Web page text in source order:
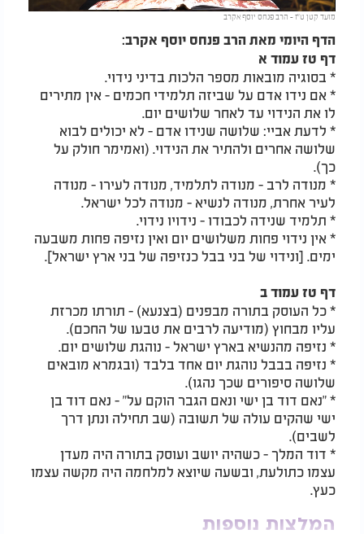
Video
מועד קטן ט"ז - הרב פנחס יוסף אקרב
הדף היומי מאת הרב פנחס יוסף אקרב:
דף טז עמוד א
* בסוגיה מובאות מספר הלכות בדיני נידוי.
* אם נידו אדם על שביזה תלמידי חכמים - אין מתירים
לו את הנידוי עד לאחר שלושים יום.
* לדעת אביי: שלושה שנידו אדם - לא יכולים לבוא
שלושה אחרים ולהתיר את הנידוי. (ואמימר חולק על
כך).
* מנודה לרב - מנודה לתלמיד, מנודה לעירו - מנודה
לעיר אחרת, מנודה לנשיא - מנודה לכל ישראל.
* תלמיד שנידה לכבודו - נידויו נידוי.
* אין נידוי פחות משלושים יום ואין נזיפה פחות משבעה
ימים. [ונידוי של בני בבל כנזיפה של בני ארץ ישראל].
דף טז עמוד ב
* כל העוסק בתורה מבפנים (בצנעא) - תורתו מכרזת
עליו מבחוץ (מודיעה לרבים את טבעו של החכם).
* נזיפה מהנשיא בארץ ישראל - נוהגת שלושים יום.
* נזיפה בבבל נוהגת יום אחד בלבד (ובגמרא מובאים
שלושה סיפורים שכך נהגו).
* "נאם דוד בן ישי ונאם הגבר הוקם על" - נאם דוד בן
ישי שהקים עולה של תשובה (שב תחילה ונתן דרך
לשבים).
* דוד המלך - כשהיה יושב ועוסק בתורה היה מעדן
עצמו כתולעת, ובשעה שיוצא למלחמה היה מקשה עצמו
כעץ.
המלצות נוספות